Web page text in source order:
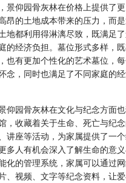
景仰园骨灰林在价格上提供了
昂的土地成本带来的压力，而
地都利用得淋漓尽致，既满足
的经济负担。墓位形式多样，
也有更加个性化的艺术墓位，
念，同时也满足了不同家庭的
仰园骨灰林在文化与纪念方面
，收藏着关于生命、死亡与纪
讲座等活动，为家属提供了一
多人有机会深入了解生命的意
化的管理系统，家属可以通过
、视频、文字等纪念资料，让